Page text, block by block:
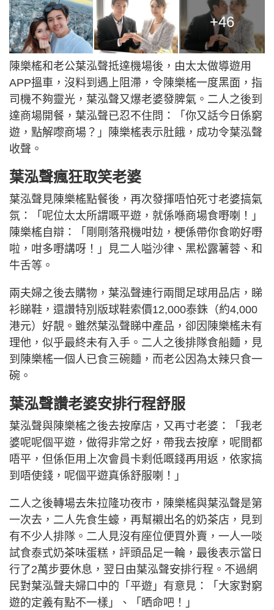
+46
陳樂榣和老公葉泓聲抵達機場後，由太太做導遊用
APP搵車，沒料到遇上阻滯，令陳樂榣一度黑面，指
司機不夠靈光，葉泓聲又爆老婆發脾氣。二人之後到
達商場開餐，葉泓聲已忍不住問：「你又話今日係窮
遊，點解嚟商場？」陳樂榣表示肚餓，成功令葉泓聲
收聲。
葉泓聲瘋狂取笑老婆
葉泓聲見陳樂榣點餐後，再次發揮唔怕死寸老婆搞氣
氛：「呢位太太所謂嘅平遊，就係喺商場食嘢喇！」
陳樂榣自辯：「剛剛落飛機咁攰，梗係帶你食啲好嘢
啦，咁多嘢講呀！」見二人嗌沙律、黑松露薯蓉、和
牛舌等。
兩夫婦之後去購物，葉泓聲連行兩間足球用品店，睇
衫睇鞋，還讚特別版球鞋索價12,000泰銖（約4,000
港元）好靚。雖然葉泓聲睇中產品，卻因陳樂榣未有
理他，似乎最終未有入手。二人之後排隊食船麵，見
到陳樂榣一個人已食三碗麵，而老公因為太辣只食一
碗。
葉泓聲讚老婆安排行程舒服
葉泓聲與陳樂榣之後去按摩店，又再寸老婆：「我老
婆呢呢個平遊，做得非常之好，帶我去按摩，呢間都
唔平，但係佢用上次會員卡剩低嘅錢再用返，依家搞
到唔使錢，呢個平遊真係舒服喇！」
二人之後轉場去朱拉隆功夜市，陳樂榣與葉泓聲是第
一次去，二人先食生蠔，再幫襯出名的奶茶店，見到
有不少人排隊。二人見沒有座位便買外賣，一人一啖
試食泰式奶茶味蛋糕，評頭品足一輪，最後表示當日
行了2萬步要休息，翌日由葉泓聲安排行程。不過網
民對葉泓聲夫婦口中的「平遊」有意見：「大家對窮
遊的定義有點不一樣」、「晒命吧！」